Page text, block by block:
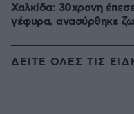
Χαλκίδα: 30χρονη
γέφυρα, ανασύρθηκε
ΔΕΙΤΕ ΟΛΕΣ ΤΙΣ